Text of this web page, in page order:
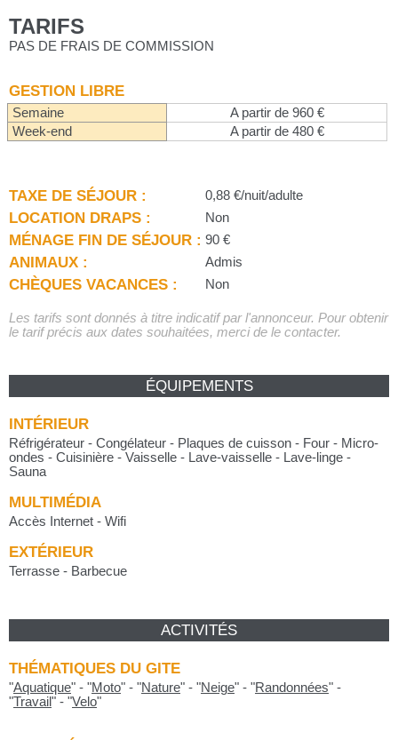
TARIFS
PAS DE FRAIS DE COMMISSION
GESTION LIBRE
Semaine
A partir de 960 €
Week-end
A partir de 480 €
TAXE DE SÉJOUR : 0,88 €/nuit/adulte
LOCATION DRAPS : Non
MÉNAGE FIN DE SÉJOUR : 90 €
ANIMAUX : Admis
CHÈQUES VACANCES : Non
Les tarifs sont donnés à titre indicatif par l'annonceur. Pour obtenir
le tarif précis aux dates souhaitées, merci de le contacter.
ÉQUIPEMENTS
INTÉRIEUR
Réfrigérateur - Congélateur - Plaques de cuisson - Four - Micro-
ondes - Cuisinière - Vaisselle - Lave-vaisselle - Lave-linge -
Sauna
MULTIMÉDIA
Accès Internet - Wifi
EXTÉRIEUR
Terrasse - Barbecue
ACTIVITÉS
THÉMATIQUES DU GITE
"Aquatique" - "Moto" - "Nature" - "Neige" - "Randonnées" -
"Travail" - "Velo"